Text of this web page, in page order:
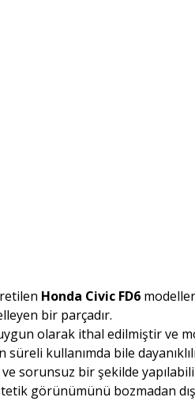
Honda Civic FD6
bir parçadır.
olarak ithal edilmiştir ve
kullanımda bile
sorunsuz bir şekilde
görünümünü bozmadan